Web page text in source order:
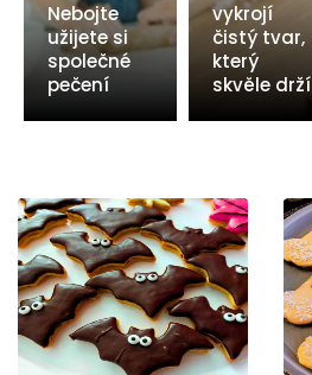
Nebojte
užijete si
společné
pečení
vykrojí
čistý tvar,
který
skvěle drží